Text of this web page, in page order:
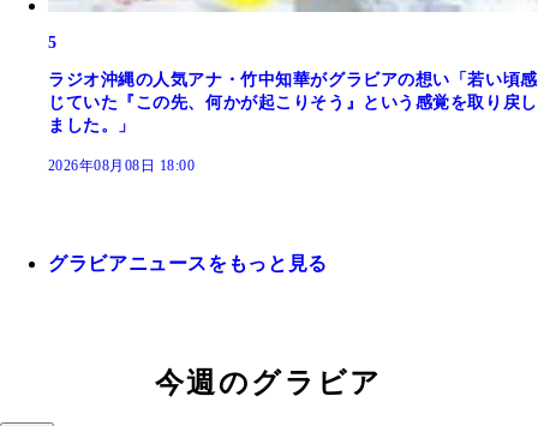
5
ラジオ沖縄の人気アナ・竹中知華がグラビアの想い「若い頃感
じていた『この先、何かが起こりそう』という感覚を取り戻し
ました。」
2026年08月08日 18:00
グラビアニュースをもっと見る
今週のグラビア